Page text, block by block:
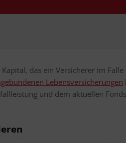
das ein Ver­si­che­rer im
Lebens­ver­si­che­run­gen
und dem aktu­el­len